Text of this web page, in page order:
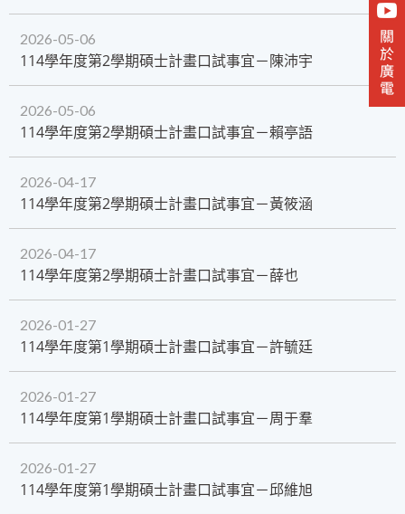
2026-05-06
114學年度第2學期碩士計畫口試事宜－陳沛宇
2026-05-06
114學年度第2學期碩士計畫口試事宜－賴亭語
2026-04-17
114學年度第2學期碩士計畫口試事宜－黃筱涵
2026-04-17
114學年度第2學期碩士計畫口試事宜－薛也
2026-01-27
114學年度第1學期碩士計畫口試事宜－許毓廷
2026-01-27
114學年度第1學期碩士計畫口試事宜－周于羣
2026-01-27
114學年度第1學期碩士計畫口試事宜－邱維旭